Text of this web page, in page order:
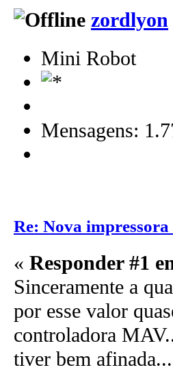
zordlyon
Mini Robot
Mensagens:
Re: Nova
« Responder #1
Sinceramente a
por esse valor
controladora
tiver bem afinada...